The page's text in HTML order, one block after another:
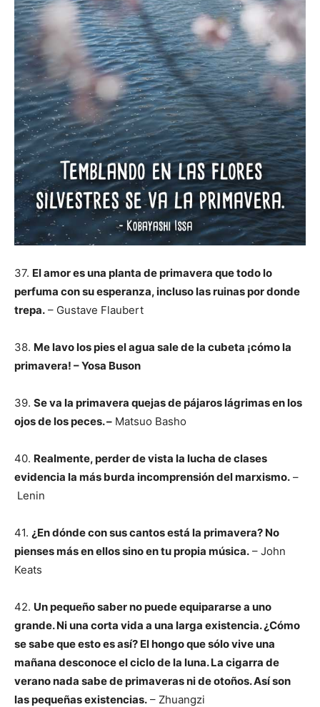
37. El amor es una planta de primavera que todo lo
perfuma con su esperanza, incluso las ruinas por donde
trepa. – Gustave Flaubert
38. Me lavo los pies el agua sale de la cubeta ¡cómo la
primavera! – Yosa Buson
39. Se va la primavera quejas de pájaros lágrimas en los
ojos de los peces. – Matsuo Basho
40. Realmente, perder de vista la lucha de clases
evidencia la más burda incomprensión del marxismo. –
Lenin
41. ¿En dónde con sus cantos está la primavera? No
pienses más en ellos sino en tu propia música. – John
Keats
42. Un pequeño saber no puede equipararse a uno
grande. Ni una corta vida a una larga existencia. ¿Cómo
se sabe que esto es así? El hongo que sólo vive una
mañana desconoce el ciclo de la luna. La cigarra de
verano nada sabe de primaveras ni de otoños. Así son
las pequeñas existencias. – Zhuangzi